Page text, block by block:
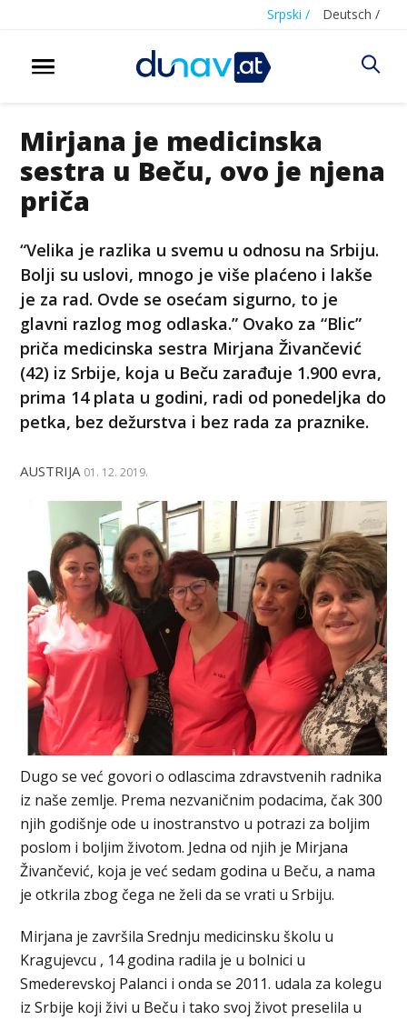
Srpski / Deutsch /
Mirjana je medicinska
sestra u Beču, ovo je njena
priča
“Velika je razlika u svemu u odnosu na Srbiju.
Bolji su uslovi, mnogo je više plaćeno i lakše
je za rad. Ovde se osećam sigurno, to je
glavni razlog mog odlaska.” Ovako za “Blic”
priča medicinska sestra Mirjana Živančević
(42) iz Srbije, koja u Beču zarađuje 1.900 evra,
prima 14 plata u godini, radi od ponedeljka do
petka, bez dežurstva i bez rada za praznike.
AUSTRIJA 01. 12. 2019.
Dugo se već govori o odlascima zdravstvenih radnika
iz naše zemlje. Prema nezvaničnim podacima, čak 300
njih godišnje ode u inostranstvo u potrazi za boljim
poslom i boljim životom. Jedna od njih je Mirjana
Živančević, koja je već sedam godina u Beču, a nama
je otkrila zbog čega ne želi da se vrati u Srbiju.
Mirjana je završila Srednju medicinsku školu u
Kragujevcu , 14 godina radila je u bolnici u
Smederevskoj Palanci i onda se 2011. udala za kolegu
iz Srbije koji živi u Beču i tako svoj život preselila u